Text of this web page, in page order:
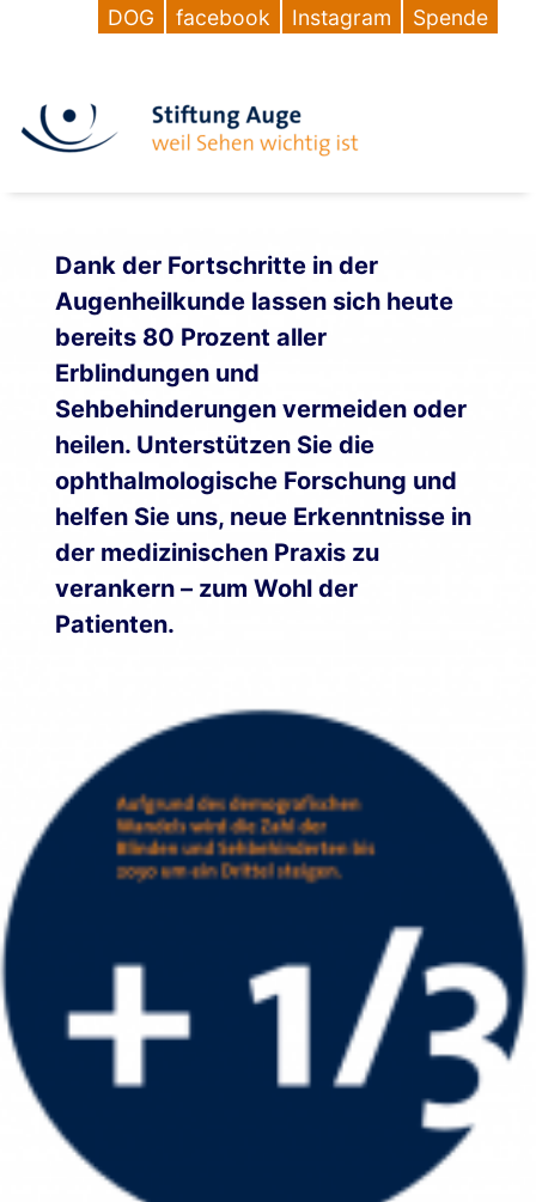
DOG facebook Instagram Spende
Dank der Fortschritte in der
Augenheilkunde lassen sich heute
bereits 80 Prozent aller
Erblindungen und
Sehbehinderungen vermeiden oder
heilen. Unterstützen Sie die
ophthalmologische Forschung und
helfen Sie uns, neue Erkenntnisse in
der medizinischen Praxis zu
verankern – zum Wohl der
Patienten.